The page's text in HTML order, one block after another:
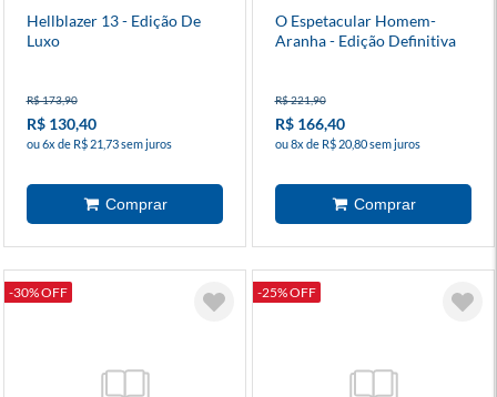
Hellblazer 13 - Edição De
Luxo
R$ 173,90
R$ 130,40
ou 6x de R$ 21,73 sem juros
O Espetacular Homem-
Aranha - Edição Definitiva
R$ 221,90
R$ 166,40
ou 8x de R$ 20,80 sem juros
-30% OFF -25% OFF